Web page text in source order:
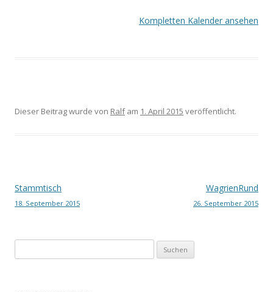
Kompletten Kalender ansehen
Dieser Beitrag wurde von Ralfam 1. April 2015 veröffentlicht.
Beitrags-
Navigation
Stammtisch
18. September 2015
WagrienRund
26. September 2015
nach: